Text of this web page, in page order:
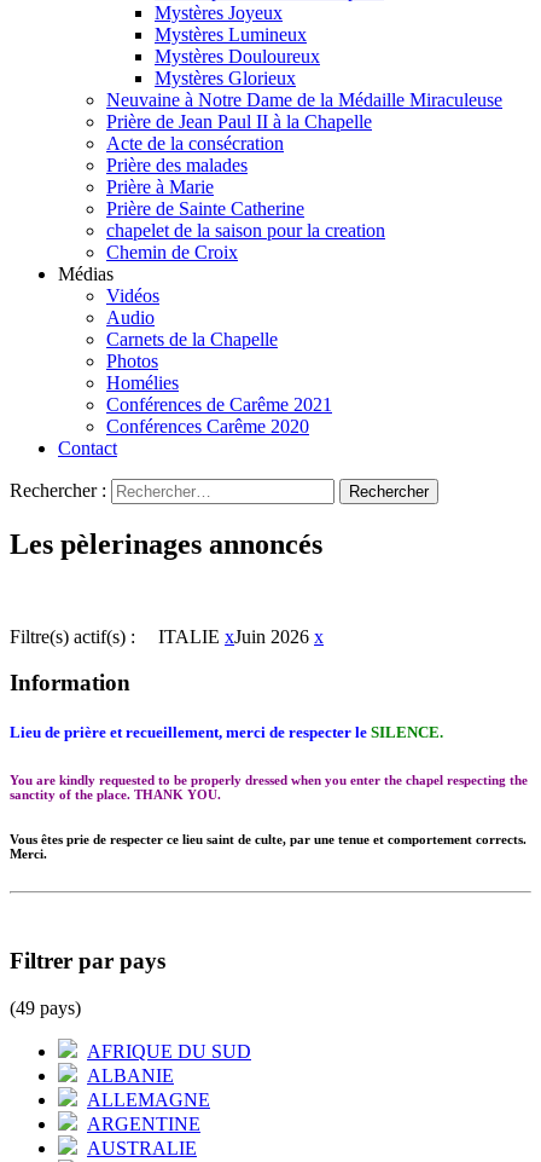
Mystères Joyeux
Mystères Lumineux
Mystères Douloureux
Mystères Glorieux
Neuvaine à Notre Dame de la Médaille Miraculeuse
Prière de Jean Paul II à la Chapelle
Acte de la consécration
Prière des malades
Prière à Marie
Prière de Sainte Catherine
chapelet de la saison pour la creation
Chemin de Croix
Médias
Vidéos
Audio
Carnets de la Chapelle
Photos
Homélies
Conférences de Carême 2021
Conférences Carême 2020
Contact
Rechercher :
Les pèlerinages annoncés
Filtre(s) actif(s) : ITALIE xJuin 2026 x
Information
Lieu de prière et recueillement, merci de respecter le SILENCE.
You are kindly requested to be properly dressed when you enter the chapel respecting the
sanctity of the place. THANK YOU.
Vous êtes prie de respecter ce lieu saint de culte, par une tenue et comportement corrects.
Merci.
Filtrer par pays
(49 pays)
AFRIQUE DU SUD
ALBANIE
ALLEMAGNE
ARGENTINE
AUSTRALIE